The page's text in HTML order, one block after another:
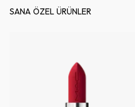
SANA ÖZEL ÜRÜNLER